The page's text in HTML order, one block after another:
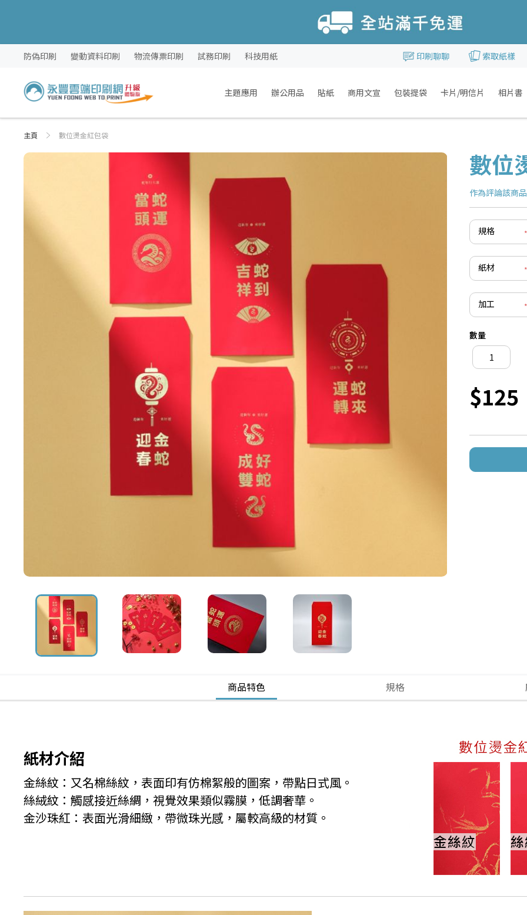
跳
內
容
印刷聊聊 索取紙樣
防偽印刷 變動資料印刷 物流傳票印刷 試務印刷 科技用紙
主題應用 辦公用品 貼紙 商用文宣 包裝提袋 卡片/明信片 相片書
主頁 數位燙金紅包袋
數位
作為評論該商
規格
紙材
加工
數量
$125
Skip
Skip
商品特色
紙材介紹
金絲紋：又名棉絲紋，表面印有仿棉絮般的圖案，帶點日式風。
絲絨紋：觸感接近絲綢，視覺效果類似霧膜，低調奢華。
金沙珠紅：表面光滑細緻，帶微珠光感，屬較高級的材質。
規格